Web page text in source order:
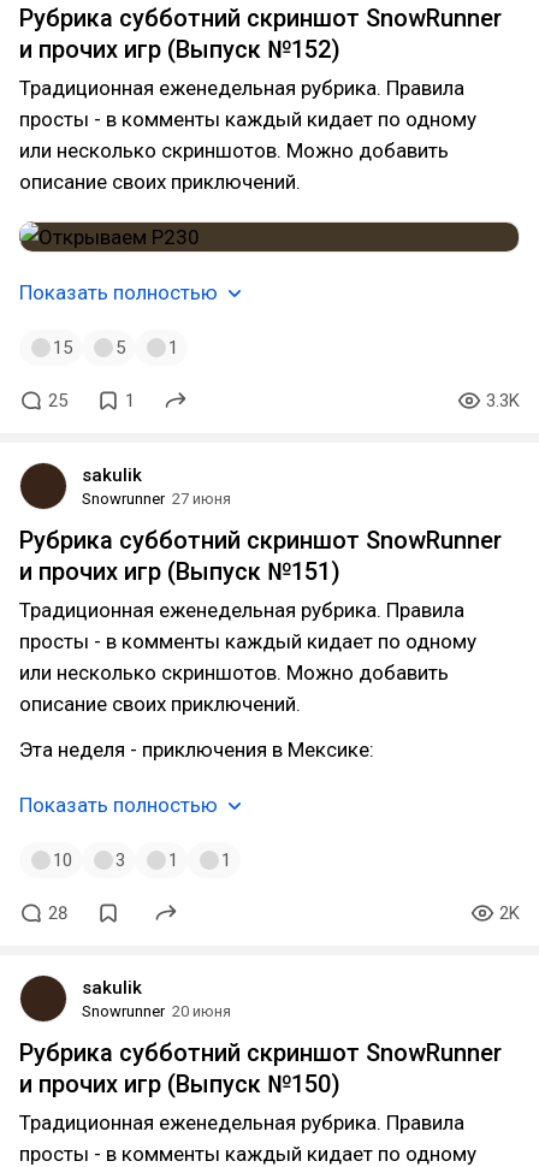
Рубрика субботний скриншот SnowRunner
и прочих игр (Выпуск №152)
Традиционная еженедельная рубрика. Правила
просты - в комменты каждый кидает по одному
или несколько скриншотов. Можно добавить
описание своих приключений.
Показать полностью
15 5 1
25 1 3.3K
sakulik
Snowrunner 27 июня
Рубрика субботний скриншот SnowRunner
и прочих игр (Выпуск №151)
Традиционная еженедельная рубрика. Правила
просты - в комменты каждый кидает по одному
или несколько скриншотов. Можно добавить
описание своих приключений.
Эта неделя - приключения в Мексике:
Показать полностью
10 3 1 1
28 2K
sakulik
Snowrunner 20 июня
Рубрика субботний скриншот SnowRunner
и прочих игр (Выпуск №150)
Традиционная еженедельная рубрика. Правила
просты - в комменты каждый кидает по одному